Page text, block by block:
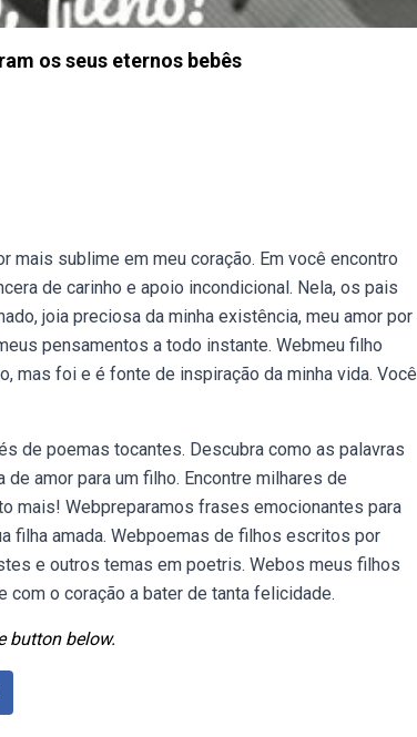
os seus eternos bebês
mais sublime em meu coração. Em você encontro
de carinho e apoio incondicional. Nela, os pais
joia preciosa da minha existência, meu amor por
pensamentos a todo instante. Webmeu filho
mas foi e é fonte de inspiração da minha vida. Você
de poemas tocantes. Descubra como as palavras
amor para um filho. Encontre milhares de
mais! Webpreparamos frases emocionantes para
filha amada. Webpoemas de filhos escritos por
e outros temas em poetris. Webos meus filhos
com o coração a bater de tanta felicidade.
button below.